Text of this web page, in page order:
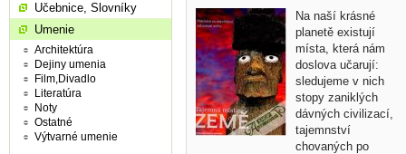
Na naší krásné
planetě existují
místa, která nám
doslova učarují:
sledujeme v nich
stopy zaniklých
dávných civilizací,
tajemnství
chovaných po
Učebnice, Slovníky
Umenie
Architektúra
Dejiny umenia
Film,Divadlo
Literatúra
Noty
Ostatné
Výtvarné umenie